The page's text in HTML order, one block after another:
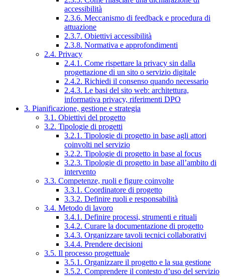
accessibilità
2.3.6. Meccanismo di feedback e procedura di
attuazione
2.3.7. Obiettivi accessibilità
2.3.8. Normativa e approfondimenti
2.4. Privacy
2.4.1. Come rispettare la privacy sin dalla
progettazione di un sito o servizio digitale
2.4.2. Richiedi il consenso quando necessario
2.4.3. Le basi del sito web: architettura,
informativa privacy, riferimenti DPO
3. Pianificazione, gestione e strategia
3.1. Obiettivi del progetto
3.2. Tipologie di progetti
3.2.1. Tipologie di progetto in base agli attori
coinvolti nel servizio
3.2.2. Tipologie di progetto in base al focus
3.2.3. Tipologie di progetto in base all’ambito di
intervento
3.3. Competenze, ruoli e figure coinvolte
3.3.1. Coordinatore di progetto
3.3.2. Definire ruoli e responsabilità
3.4. Metodo di lavoro
3.4.1. Definire processi, strumenti e rituali
3.4.2. Curare la documentazione di progetto
3.4.3. Organizzare tavoli tecnici collaborativi
3.4.4. Prendere decisioni
3.5. Il processo progettuale
3.5.1. Organizzare il progetto e la sua gestione
3.5.2. Comprendere il contesto d’uso del servizio